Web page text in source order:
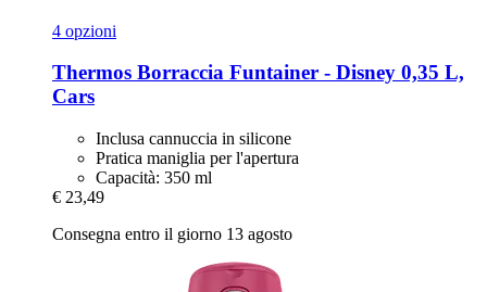
4 opzioni
Thermos Borraccia Funtainer -​ Disney 0,35 L,
Cars
Inclusa cannuccia in silicone
Pratica maniglia per l'apertura
Capacità: 350 ml
€ 23,49
Consegna entro il giorno 13 agosto